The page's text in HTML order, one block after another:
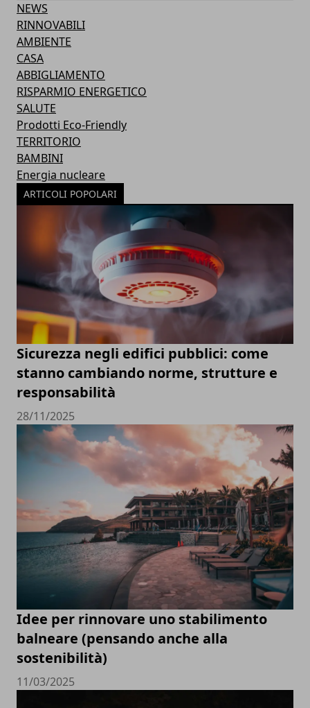
NEWS
RINNOVABILI
AMBIENTE
CASA
ABBIGLIAMENTO
RISPARMIO ENERGETICO
SALUTE
Prodotti Eco-Friendly
TERRITORIO
BAMBINI
Energia nucleare
ARTICOLI POPOLARI
Sicurezza negli edifici pubblici: come
stanno cambiando norme, strutture e
responsabilità
28/11/2025
Idee per rinnovare uno stabilimento
balneare (pensando anche alla
sostenibilità)
11/03/2025